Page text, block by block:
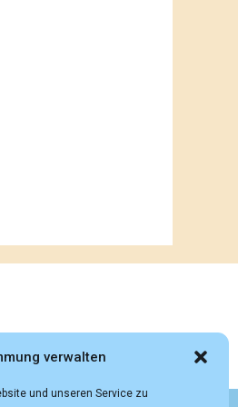
verwalten
und unseren Service zu